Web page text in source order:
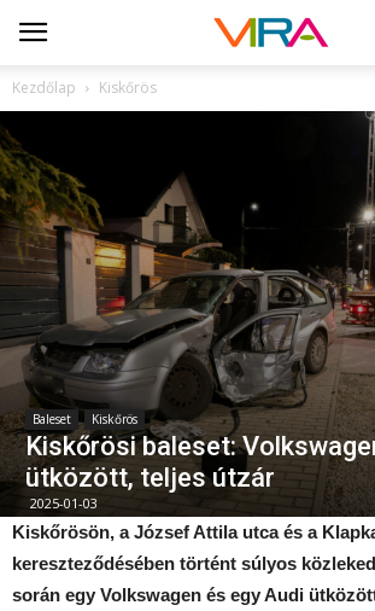
Kezdőlap Kiskőrös
Baleset Kiskőrös
Kiskőrösi baleset:
ütközött, teljes útzár
2025-01-03
Kiskőrösön, a József Attila utca és a
kereszteződésében történt súlyos
során egy Volkswagen és egy Audi